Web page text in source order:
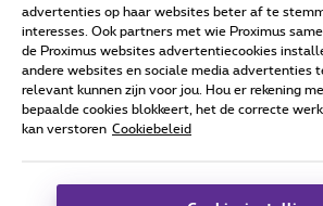
Alle rechten voorbehouden. ©
Algemene voorwaarden, consumenteninfo
Deze website is gecreëerd en wordt
advertenties op haar websites beter af te
interesses. Ook partners met wie Proximus
de Proximus websites advertentiecookies
andere websites en sociale media advertenties
relevant kunnen zijn voor jou. Hou er rekening
bepaalde cookies blokkeert, het de correcte
kan verstoren Cookiebeleid